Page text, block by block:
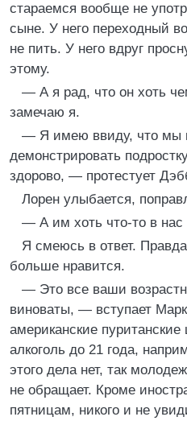
стараемся вообще не
сыне. У него переходный
не пить. У него вдруг
этому.
— А я рад, что он хоть
замечаю я.
— Я имею ввиду, что мы
демонстрировать
здорово, — протестует
Лорен улыбается,
— А им хоть что-то в нас
Я смеюсь в ответ.
больше нравится.
— Это все ваши
виноваты, — вступает
американские пуританские
алкоголь до 21 года,
этого дела нет, так
не обращает. Кроме
пятницам, никого и не